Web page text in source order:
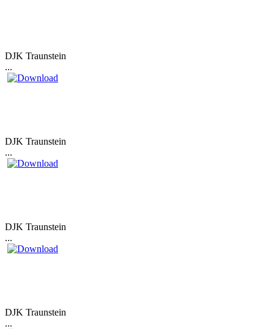
DJK Traunstein
...
DJK Traunstein
...
DJK Traunstein
...
DJK Traunstein
...